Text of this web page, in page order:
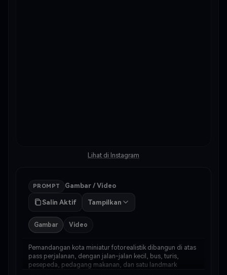
Lihat di Instagram
PROMPT Gambar / Video
Salin Aktif Tampilkan
Gambar Video
Pemandangan kota miniatur fotorealistik dibangun di atas
pass perjalanan, dengan jalan-jalan kecil, bus, turis,
pesepeda, pedagang makanan, dan satu landmark